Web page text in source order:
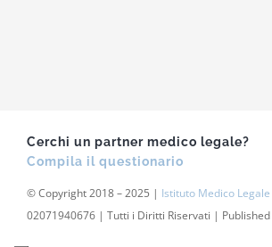
Cerchi un partner medico legale?
Compila il questionario
© Copyright 2018 – 2025 | Istituto Medico Legale
02071940676 | Tutti i Diritti Riservati | Published